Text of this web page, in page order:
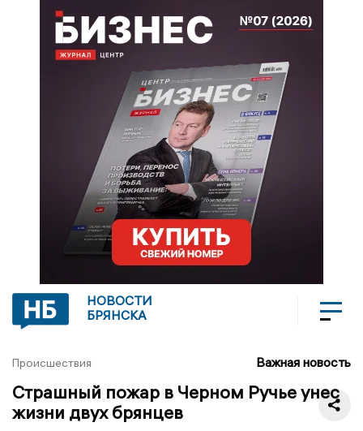
НОВОСТИ
БРЯНСКА
Происшествия Важная новость
Страшный пожар в Черном Ручье унес
жизни двух брянцев